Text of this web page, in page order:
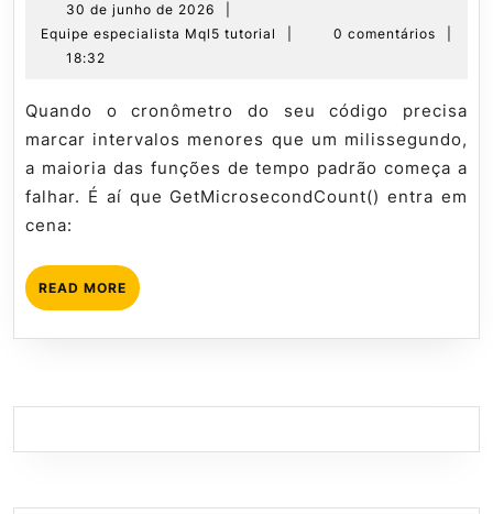
30 de junho de 2026
de
2026
Equipe especialista Mql5 tutorial
tutorial
0 comentários
18:32
Quando o cronômetro do seu código precisa
marcar intervalos menores que um milissegundo,
a maioria das funções de tempo padrão começa a
falhar. É aí que GetMicrosecondCount() entra em
cena:
READ MORE READ
MORE